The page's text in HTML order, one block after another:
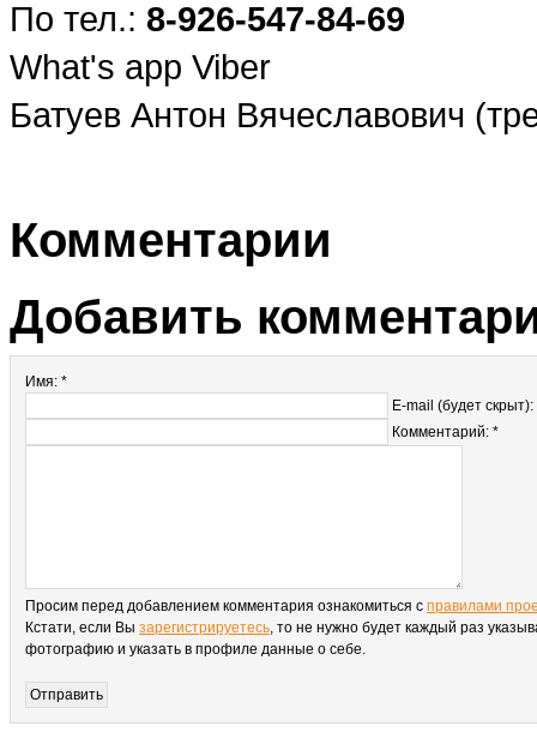
По тел.: 8-926-547-84-69
What's app Viber
Батуев Антон Вячеславович
Комментарии
Добавить
Имя: *
E-mail (будет скрыт):
Комментарий: *
Просим перед добавлением комментария ознакомиться с правилами
Кстати, если Вы зарегистрируетесь, то не нужно будет каждый раз
фотографию и указать в профиле данные о себе.